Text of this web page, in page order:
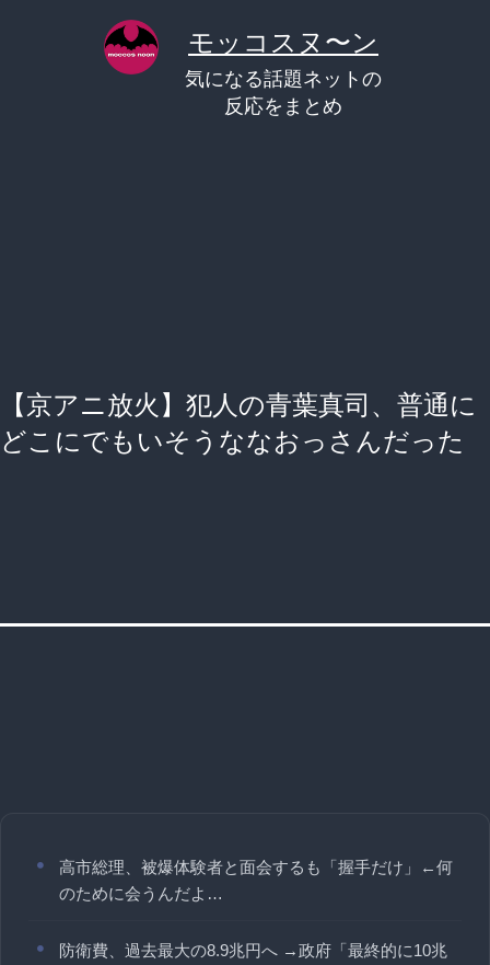
モッコスヌ〜ン
気になる話題ネットの
反応をまとめ
【京アニ放火】犯人の青葉真司、普通に
どこにでもいそうななおっさんだった
高市総理、被爆体験者と面会するも「握手だけ」←何
のために会うんだよ…
防衛費、過去最大の8.9兆円へ →政府「最終的に10兆